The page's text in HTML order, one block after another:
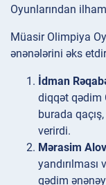
Oyunlarından
Müasir Olimpiya
ənənələrini əks
İdman
diqqət qədim
burada
verirdi.
Mərasim
qədim